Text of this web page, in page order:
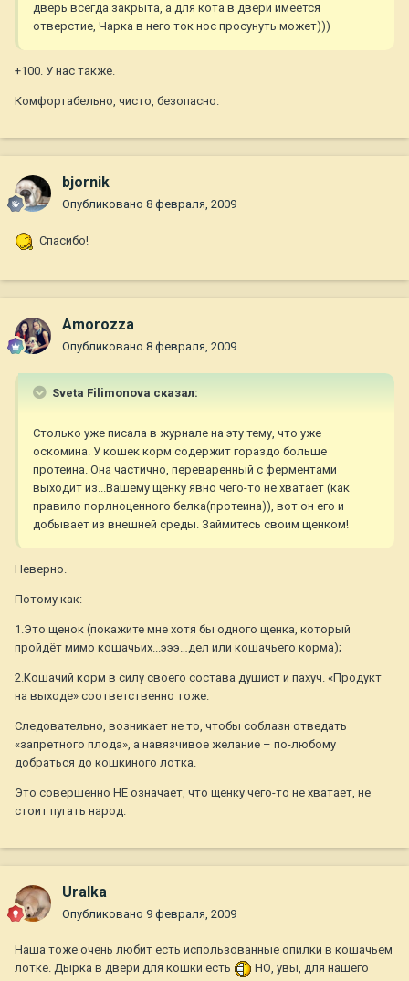
дверь всегда закрыта, а для кота в двери имеется
отверстие, Чарка в него ток нос просунуть может)))
+100. У нас также.
Комфортабельно, чисто, безопасно.
bjornik
Опубликовано 8 февраля, 2009
Спасибо!
Amorozza
Опубликовано 8 февраля, 2009
Sveta Filimonova сказал:
Столько уже писала в журнале на эту тему, что уже
оскомина. У кошек корм содержит гораздо больше
протеина. Она частично, переваренный с ферментами
выходит из...Вашему щенку явно чего-то не хватает (как
правило порлноценного белка(протеина)), вот он его и
добывает из внешней среды. Займитесь своим щенком!
Неверно.
Потому как:
1.Это щенок (покажите мне хотя бы одного щенка, который
пройдёт мимо кошачьих...эээ…дел или кошачьего корма);
2.Кошачий корм в силу своего состава душист и пахуч. «Продукт
на выходе» соответственно тоже.
Следовательно, возникает не то, чтобы соблазн отведать
«запретного плода», а навязчивое желание – по-любому
добраться до кошкиного лотка.
Это совершенно НЕ означает, что щенку чего-то не хватает, не
стоит пугать народ.
Uralka
Опубликовано 9 февраля, 2009
Наша тоже очень любит есть использованные опилки в кошачьем
лотке. Дырка в двери для кошки есть
НО, увы, для нашего